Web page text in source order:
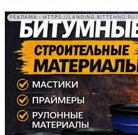
РЕКЛАМА • HTTPS://LANDING.BITTEHNO.RU/